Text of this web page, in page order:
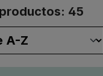
45